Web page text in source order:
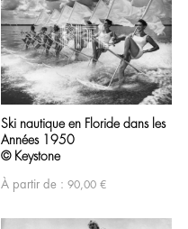
Ski nautique en Floride dans les
Années 1950
© Keystone
À partir de : 90,00 €